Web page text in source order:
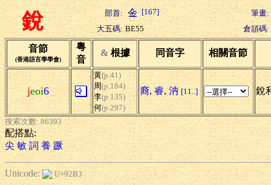
銳 部首: [167]
筆畫:
大五碼: BE55 倉頡碼:
音節
(香港語言學學會)
粵
音
& 根據 同音字 相關音節
jeoi6
黃(p.41)
周(p.184)
李(p.135)
何(p.297)
裔, 睿, 汭 [11..] 銳
搜索次數: 86393
配搭點:
尖 敏 詞 養 蹶
Unicode:
U+92B3